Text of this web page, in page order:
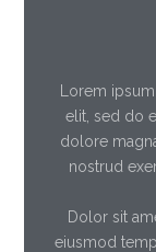
Lorem
elit, sed do
dolore
nostrud
Dolor sit
eiusmod